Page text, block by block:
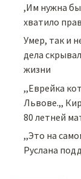
,Им нужна
хватило
Умер, так и
дела
жизни
,,Еврейка
Львове.,,
80 летней
,,Это на
Руслана